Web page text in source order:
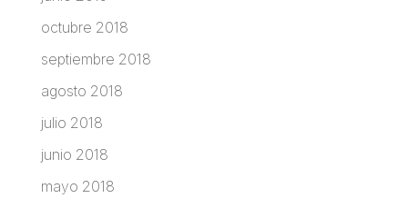
octubre 2018
septiembre 2018
agosto 2018
julio 2018
junio 2018
mayo 2018